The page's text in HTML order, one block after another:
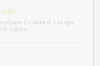
il colore di stampa
colore.